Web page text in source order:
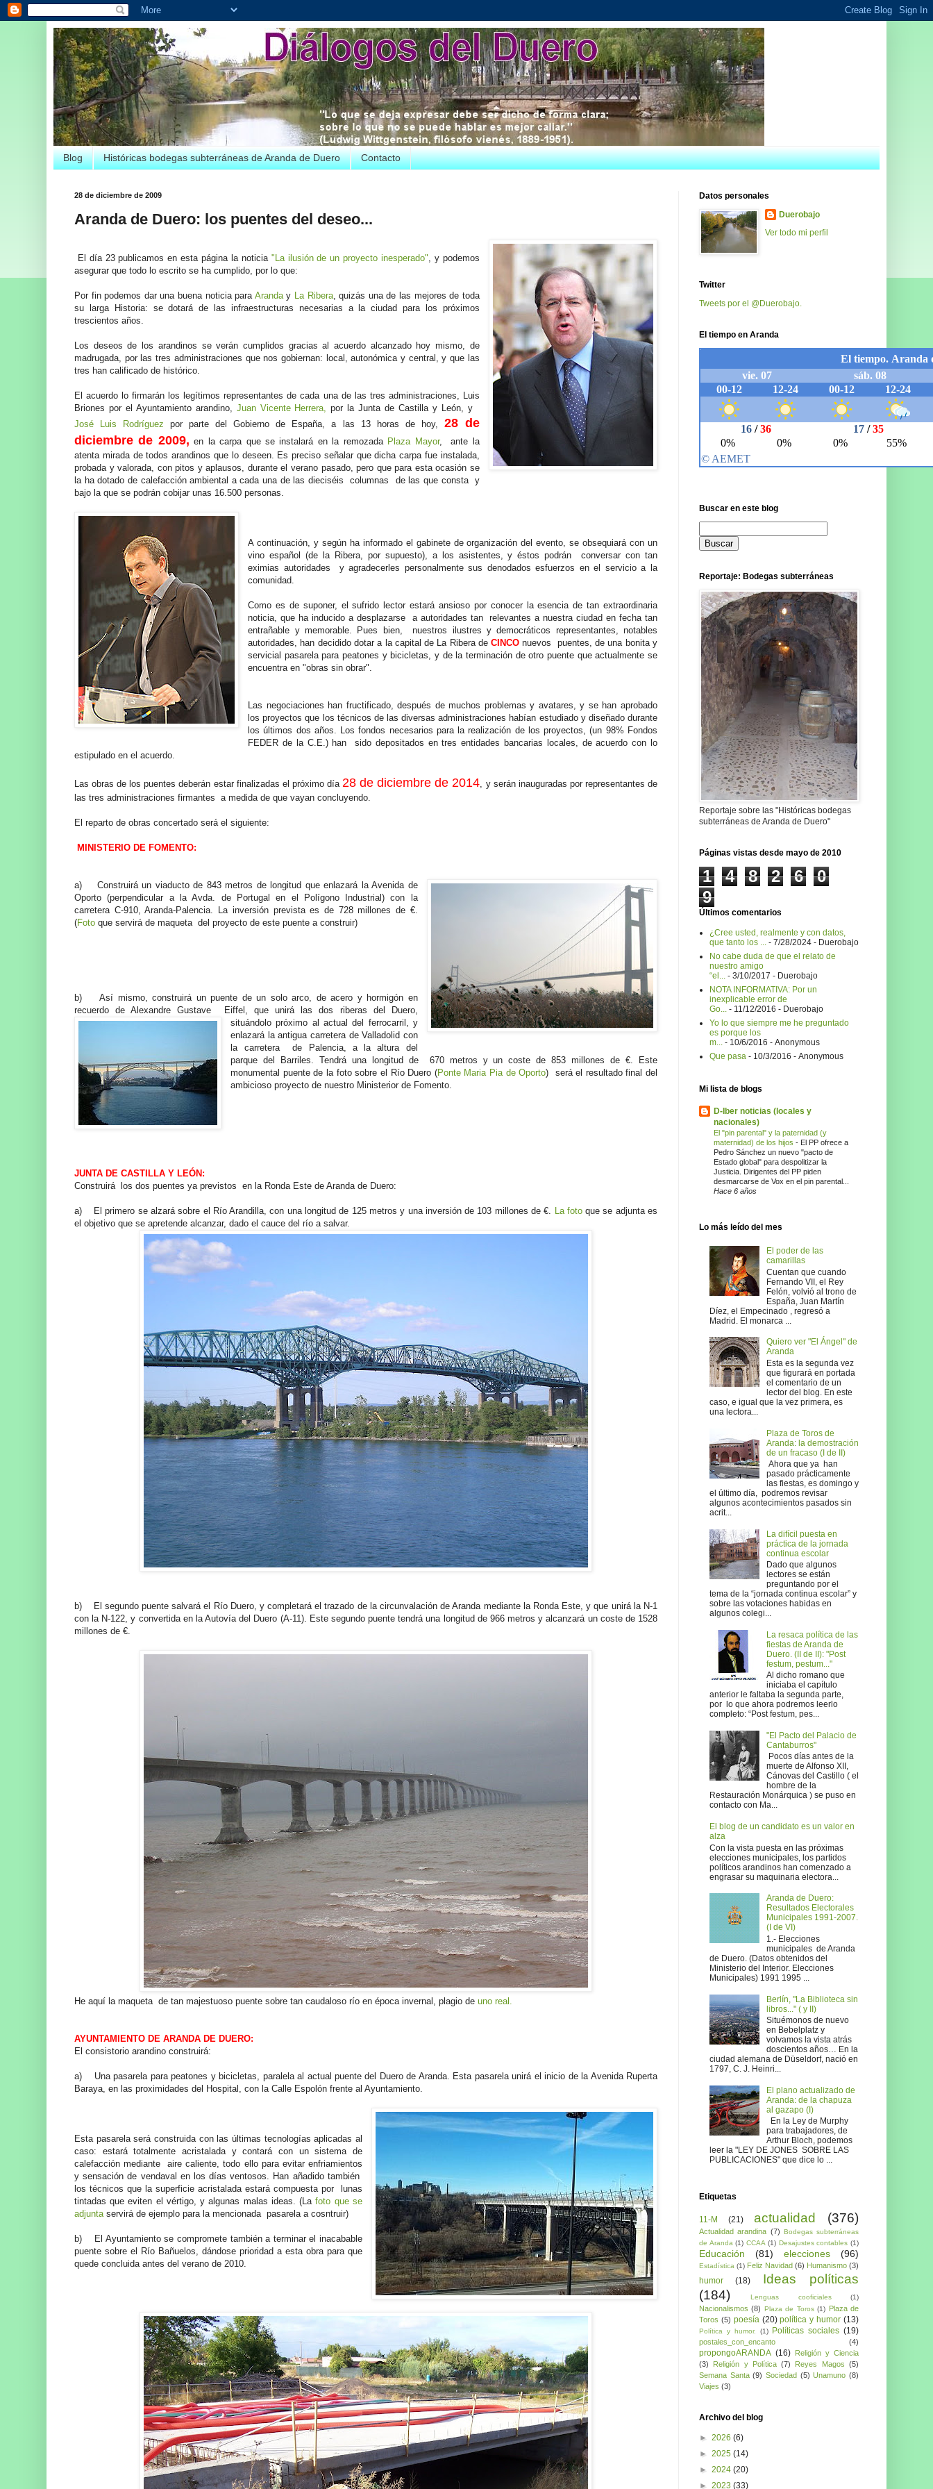
Blog Históricas bodegas subterráneas de Aranda de Duero Contacto
28 de diciembre de 2009
Aranda de Duero: los puentes del deseo...
El día 23 publicamos en esta página la noticia "La ilusión de un proyecto inesperado", y podemos
asegurar que todo lo escrito se ha cumplido, por lo que:
Por fin podemos dar una buena noticia para Aranday La Ribera, quizás una de las mejores de toda
su larga Historia: se dotará de las infraestructuras necesarias a la ciudad para los próximos
trescientos años.
Los deseos de los arandinos se verán cumplidos gracias al acuerdo alcanzado hoy mismo, de
madrugada, por las tres administraciones que nos gobiernan: local, autonómica y central, y que las
tres han calificado de histórico.
El acuerdo lo firmarán los legítimos representantes de cada una de las tres administraciones, Luis
Briones por el Ayuntamiento arandino, Juan Vicente Herrera, por la Junta de Castilla y León, y
José Luis Rodríguezpor parte del Gobierno de España, a las 13 horas de hoy, 28 de
diciembre de 2009, en la carpa que se instalará en la remozada Plaza Mayor, ante la
atenta mirada de todos arandinos que lo deseen. Es preciso señalar que dicha carpa fue instalada,
probada y valorada, con pitos y aplausos, durante el verano pasado, pero que para esta ocasión se
la ha dotado de calefacción ambiental a cada una de las dieciséis columnas de las que consta y
bajo la que se podrán cobijar unas 16.500 personas.
A continuación, y según ha informado el gabinete de organización del evento, se obsequiará con un
vino español (de la Ribera, por supuesto), a los asistentes, y éstos podrán conversar con tan
eximias autoridades y agradecerles personalmente sus denodados esfuerzos en el servicio a la
comunidad.
Como es de suponer, el sufrido lector estará ansioso por conocer la esencia de tan extraordinaria
noticia, que ha inducido a desplazarse a autoridades tan relevantes a nuestra ciudad en fecha tan
entrañable y memorable. Pues bien, nuestros ilustres y democráticos representantes, notables
autoridades, han decidido dotar a la capital de La Ribera deCINCO nuevos puentes, de una bonita y
servicial pasarela para peatones y bicicletas, y de la terminación de otro puente que actualmente se
encuentra en "obras sin obrar".
Las negociaciones han fructificado, después de muchos problemas y avatares, y se han aprobado
los proyectos que los técnicos de las diversas administraciones habían estudiado y diseñado durante
los últimos dos años. Los fondos necesarios para la realización de los proyectos, (un 98% Fondos
FEDER de la C.E.) han sido depositados en tres entidades bancarias locales, de acuerdo con lo
estipulado en el acuerdo.
Las obras de los puentes deberán estar finalizadas el próximo día28 de diciembre de 2014, y serán inauguradas por representantes de
las tres administraciones firmantes a medida de que vayan concluyendo.
El reparto de obras concertado será el siguiente:
MINISTERIO DE FOMENTO:
a) Construirá un viaducto de 843 metros de longitud que enlazará la Avenida de
Oporto (perpendicular a la Avda. de Portugal en el Polígono Industrial) con la
carretera C-910, Aranda-Palencia. La inversión prevista es de 728 millones de €.
(Foto que servirá de maqueta del proyecto de este puente a construir)
b) Así mismo, construirá un puente de un solo arco, de acero y hormigón en
recuerdo de Alexandre Gustave Eiffel, que unirá las dos riberas del Duero,
situándolo próximo al actual del ferrocarril, y
enlazará la antigua carretera de Valladolid con
la carretera de Palencia, a la altura del
parque del Barriles. Tendrá una longitud de 670 metros y un coste de 853 millones de €. Este
monumental puente de la foto sobre el Río Duero (Ponte Maria Pia de Oporto) será el resultado final del
ambicioso proyecto de nuestro Ministerior de Fomento.
JUNTA DE CASTILLA Y LEÓN:
Construirá los dos puentes ya previstos en la Ronda Este de Aranda de Duero:
a) El primero se alzará sobre el Río Arandilla, con una longitud de 125 metros y una inversión de 103 millones de €. La fotoque se adjunta es
el objetivo que se apretende alcanzar, dado el cauce del río a salvar.
b) El segundo puente salvará el Río Duero, y completará el trazado de la circunvalación de Aranda mediante la Ronda Este, y que unirá la N-1
con la N-122, y convertida en la Autovía del Duero (A-11). Este segundo puente tendrá una longitud de 966 metros y alcanzará un coste de 1528
millones de €.
He aquí la maqueta de tan majestuoso puente sobre tan caudaloso río en época invernal, plagio de uno real.
AYUNTAMIENTO DE ARANDA DE DUERO:
El consistorio arandino construirá:
a) Una pasarela para peatones y bicicletas, paralela al actual puente del Duero de Aranda. Esta pasarela unirá el inicio de la Avenida Ruperta
Baraya, en las proximidades del Hospital, con la Calle Espolón frente al Ayuntamiento.
Esta pasarela será construida con las últimas tecnologías aplicadas al
caso: estará totalmente acristalada y contará con un sistema de
calefacción mediante aire caliente, todo ello para evitar enfriamientos
y sensación de vendaval en los días ventosos. Han añadido también
los técnicos que la superficie acristalada estará compuesta por lunas
tintadas que eviten el vértigo, y algunas malas ideas. (Lafoto que se
adjunta servirá de ejemplo para la mencionada pasarela a cosntruir)
b) El Ayuntamiento se compromete también a terminar el inacabable
puente sobre el Río Bañuelos, dándose prioridad a esta obra para que
quede concluida antes del verano de 2010.
Datos personales
Duerobajo
Ver todo mi perfil
Twitter
Tweets por el @Duerobajo.
El tiempo en Aranda
Buscar en este blog
Reportaje: Bodegas subterráneas
Reportaje sobre las "Históricas bodegas
subterráneas de Aranda de Duero"
Páginas vistas desde mayo de 2010
1 4 8 2 6
0
9
Últimos comentarios
¿Cree usted, realmente y con datos,
que tanto los ...
- 7/28/2024 - Duerobajo
No cabe duda de que el relato de
nuestro amigo
“el...
- 3/10/2017 - Duerobajo
NOTA INFORMATIVA: Por un
inexplicable error de
Go...
- 11/12/2016 - Duerobajo
Yo lo que siempre me he preguntado
es porque los
m...
- 10/6/2016 - Anonymous
Que pasa - 10/3/2016 - Anonymous
Mi lista de blogs
D-Iber noticias (locales y
nacionales)
El "pin parental" y la paternidad (y
maternidad) de los hijos - El PP ofrece a
Pedro Sánchez un nuevo "pacto de
Estado global" para despolitizar la
Justicia. Dirigentes del PP piden
desmarcarse de Vox en el pin parental...
Hace 6 años
Lo más leído del mes
El poder de las
camarillas
Cuentan que cuando
Fernando VII, el Rey
Felón, volvió al trono de
España, Juan Martín
Díez, el Empecinado , regresó a
Madrid. El monarca ...
Quiero ver "El Ángel" de
Aranda
Esta es la segunda vez
que figurará en portada
el comentario de un
lector del blog. En este
caso, e igual que la vez primera, es
una lectora...
Plaza de Toros de
Aranda: la demostración
de un fracaso (I de II)
Ahora que ya han
pasado prácticamente
las fiestas, es domingo y
el último día, podremos revisar
algunos acontecimientos pasados sin
acrit...
La difícil puesta en
práctica de la jornada
continua escolar
Dado que algunos
lectores se están
preguntando por el
tema de la “jornada continua escolar” y
sobre las votaciones habidas en
algunos colegi...
La resaca política de las
fiestas de Aranda de
Duero. (II de II): "Post
festum, pestum..."
Al dicho romano que
iniciaba el capítulo
anterior le faltaba la segunda parte,
por lo que ahora podremos leerlo
completo: “Post festum, pes...
"El Pacto del Palacio de
Cantaburros"
Pocos días antes de la
muerte de Alfonso XII,
Cánovas del Castillo ( el
hombre de la
Restauración Monárquica ) se puso en
contacto con Ma...
El blog de un candidato es un valor en
alza
Con la vista puesta en las próximas
elecciones municipales, los partidos
políticos arandinos han comenzado a
engrasar su maquinaria electora...
Aranda de Duero:
Resultados Electorales
Municipales 1991-2007.
(I de VI)
1.- Elecciones
municipales de Aranda
de Duero. (Datos obtenidos del
Ministerio del Interior. Elecciones
Municipales) 1991 1995 ...
Berlín, "La Biblioteca sin
libros..." ( y II)
Situémonos de nuevo
en Bebelplatz y
volvamos la vista atrás
doscientos años… En la
ciudad alemana de Düseldorf, nació en
1797, C. J. Heinri...
El plano actualizado de
Aranda: de la chapuza
al gazapo (I)
En la Ley de Murphy
para trabajadores, de
Arthur Bloch, podemos
leer la "LEY DE JONES SOBRE LAS
PUBLICACIONES" que dice lo ...
Etiquetas
11-M (21) actualidad (376)
Actualidad arandina (7) Bodegas subterráneas
de Aranda (1) CCAA (1) Desajustes contables (1)
Educación (81) elecciones (96)
Estadística (1) Feliz Navidad (6) Humanismo (3)
humor (18)
Ideas políticas
(184)
Lenguas cooficiales (1)
Nacionalismos (8) Plaza de Toros (1) Plaza de
Toros (5) poesía (20) política y humor (13)
Política y humor. (1) Políticas sociales (19)
postales_con_encanto (4)
propongoARANDA (16) Religión y Ciencia
(3)
Religión y Política (7) Reyes Magos (5)
Semana Santa (9) Sociedad (5) Unamuno (8)
Viajes (3)
Archivo del blog
► 2026 (6)
► 2025 (14)
► 2024 (20)
► 2023 (33)